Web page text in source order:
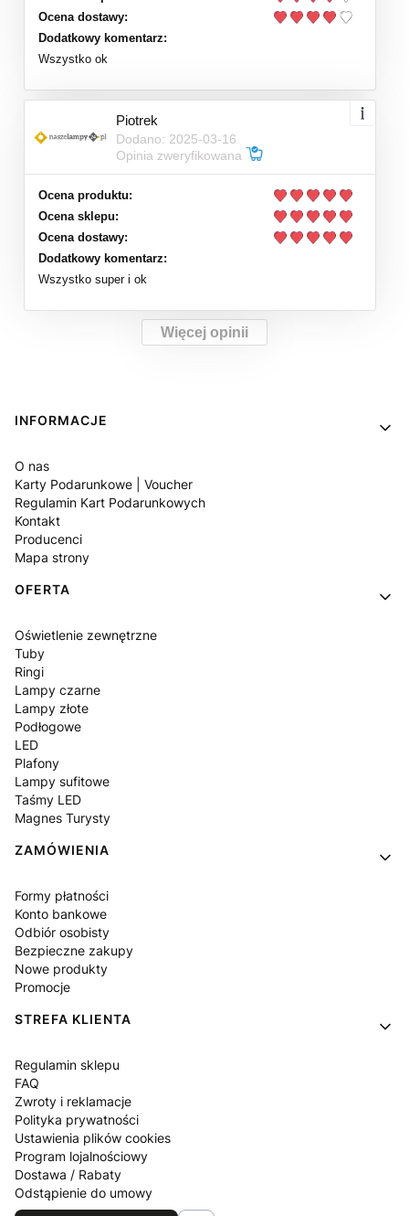
Ocena dostawy:
Dodatkowy komentarz:
Wszystko ok
Piotrek
Dodano: 2025-03-16
Opinia zweryfikowana
Ocena produktu:
Ocena sklepu:
Ocena dostawy:
Dodatkowy komentarz:
Wszystko super i ok
Więcej opinii
Linki w stopce
INFORMACJE
O nas
Karty Podarunkowe | Voucher
Regulamin Kart Podarunkowych
Kontakt
Producenci
Mapa strony
OFERTA
Oświetlenie zewnętrzne
Tuby
Ringi
Lampy czarne
Lampy złote
Podłogowe
LED
Plafony
Lampy sufitowe
Taśmy LED
Magnes Turysty
ZAMÓWIENIA
Formy płatności
Konto bankowe
Odbiór osobisty
Bezpieczne zakupy
Nowe produkty
Promocje
STREFA KLIENTA
Regulamin sklepu
FAQ
Zwroty i reklamacje
Polityka prywatności
Ustawienia plików cookies
Program lojalnościowy
Dostawa / Rabaty
Odstąpienie do umowy
Blog